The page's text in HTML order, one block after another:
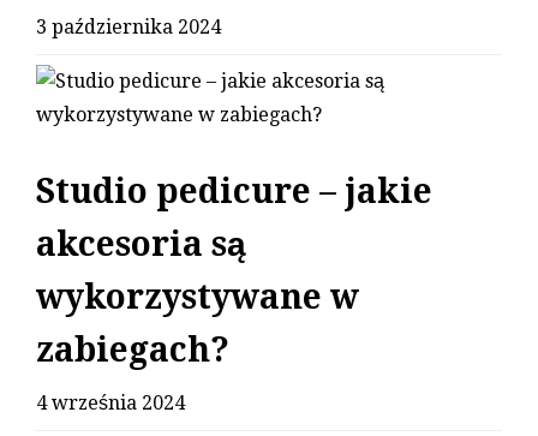
3 października 2024
Studio pedicure – jakie
akcesoria są
wykorzystywane w
zabiegach?
4 września 2024